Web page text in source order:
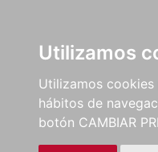
Utilizamos
Utilizamos
hábitos de
botón CAMBIAR
LIBROS
MÉTODOS Y
EJERCICIOS